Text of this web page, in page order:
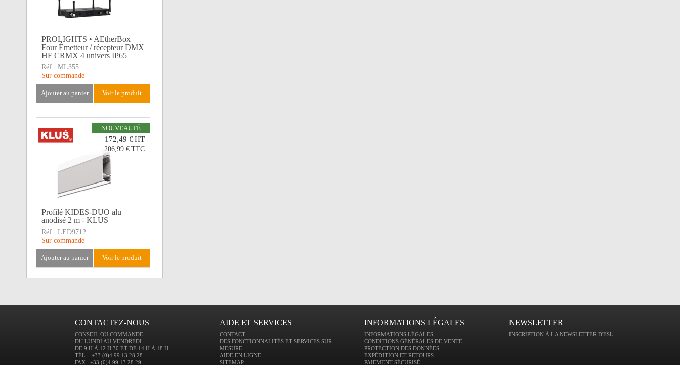
PROLIGHTS • AEtherBox
Four Émetteur / récepteur DMX
HF CRMX 4 univers IP65
Réf : ML355
Sur commande
ajouter au panier voir le produit
NOUVEAUTÉ
172,49 €HT
206,99 € TTC
Profilé KIDES-DUO alu
anodisé 2 m - KLUS
Réf : LED9712
Sur commande
ajouter au panier voir le produit
CONTACTEZ-NOUS
CONSEIL OU COMMANDE :
DU LUNDI AU VENDREDI
DE 9 H À 12 H 30 ET DE 14 H À 18 H
TÉL. : +33 (0)4 99 13 28 28
FAX : +33 (0)4 99 13 28 29
AIDE ET SERVICES
CONTACT
DES FONCTIONNALITÉS ET SERVICES SUR-
MESURE
AIDE EN LIGNE
SITEMAP
INFORMATIONS LÉGALES
INFORMATIONS LÉGALES
CONDITIONS GÉNÉRALES DE VENTE
PROTECTION DES DONNÉES
EXPÉDITION ET RETOURS
PAIEMENT SÉCURISÉ
NEWSLETTER
INSCRIPTION À LA NEWSLETTER D'ESL